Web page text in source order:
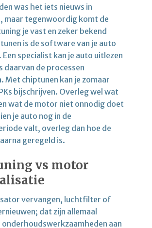
was het iets nieuws in
maar tegenwoordig komt de
je vast en zeker bekend
is de software van je auto
specialist kan je auto uitlezen
daarvan de processen
Met chiptunen kan je zomaar
bijschrijven. Overleg wel wat
wat de motor niet onnodig doet
je auto nog in de
valt, overleg dan hoe de
geregeld is.
vs motor
vervangen, luchtfilter of
dat zijn allemaal
aan